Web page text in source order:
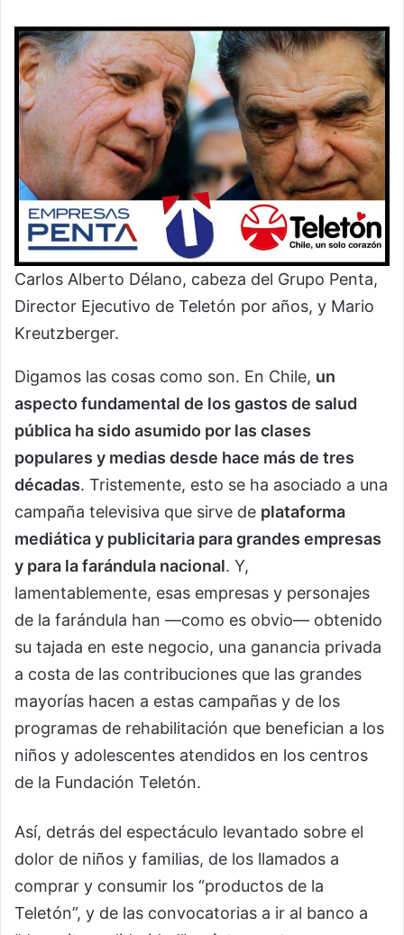
Carlos Alberto Délano, cabeza del Grupo Penta,
Director Ejecutivo de Teletón por años, y Mario
Kreutzberger.
Digamos las cosas como son. En Chile, un
aspecto fundamental de los gastos de salud
pública ha sido asumido por las clases
populares y medias desde hace más de tres
décadas. Tristemente, esto se ha asociado a una
campaña televisiva que sirve de plataforma
mediática y publicitaria para grandes empresas
y para la farándula nacional. Y,
lamentablemente, esas empresas y personajes
de la farándula han —como es obvio— obtenido
su tajada en este negocio, una ganancia privada
a costa de las contribuciones que las grandes
mayorías hacen a estas campañas y de los
programas de rehabilitación que benefician a los
niños y adolescentes atendidos en los centros
de la Fundación Teletón.
Así, detrás del espectáculo levantado sobre el
dolor de niños y familias, de los llamados a
comprar y consumir los “productos de la
Teletón”, y de las convocatorias a ir al banco a